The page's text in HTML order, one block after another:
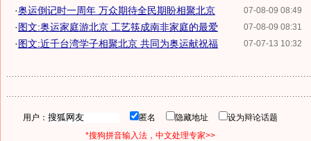
07-08-09 08:49
·奥运倒记时一周年 万众期待全民期盼相聚北京
07-08-09 08:31
·图文:奥运家庭游北京 工艺筷成南非家庭的最爱
07-07-13 10:32
·图文:近千台湾学子相聚北京 共同为奥运献祝福
用户： 匿名 隐藏地址
设为辩论话题
*搜狗拼音输入法，中文处理专家>>